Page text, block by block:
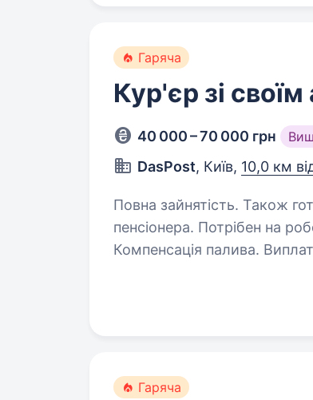
Гаряча
Кур'єр зі своїм
40 000 – 70 000 грн
DasPost, Київ, 10,0 км
Повна зайнятість. Також
пенсіонера. Потрібен на роботу водій-кур'єр зі своїм транспортом.
Компенсація палива. Виплата два рази на місяць Райони: Позняки,
Гаряча